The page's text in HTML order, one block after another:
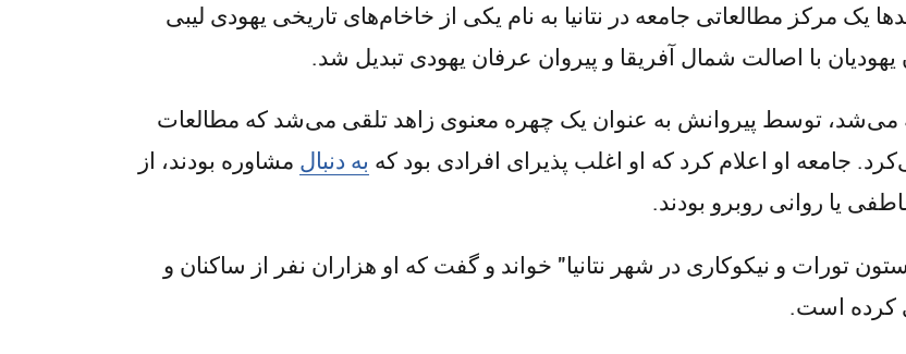
مرکز مطالعاتی جامعه در نتانیا به نام یکی از خاخام‌های تاریخی یهودی لیبی
با اصالت شمال آفریقا و پیروان عرفان یهودی تبدیل شد.
می‌شد، توسط پیروانش به عنوان یک چهره معنوی زاهد تلقی می‌شد که مطالعات
جامعه او اعلام کرد که او اغلب پذیرای افرادی بود که به دنبال مشاوره بودند، از
یا روانی روبرو بودند.
ستون تورات و نیکوکاری در شهر نتانیا" خواند و گفت که او هزاران نفر از ساکنان و
کرده است.